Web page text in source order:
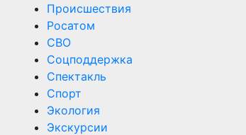
Происшествия
Росатом
СВО
Соцподдержка
Спектакль
Спорт
Экология
Экскурсии